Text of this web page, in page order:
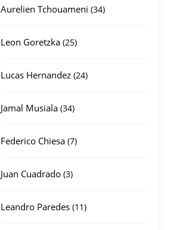
Aurelien Tchouameni 3434
Leon Goretzka 2525
Lucas Hernandez 2424
Jamal Musiala 3434
Federico Chiesa 77
Juan Cuadrado 33
Leandro Paredes 1111